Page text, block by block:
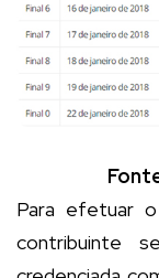
Para efetuar
contribuinte